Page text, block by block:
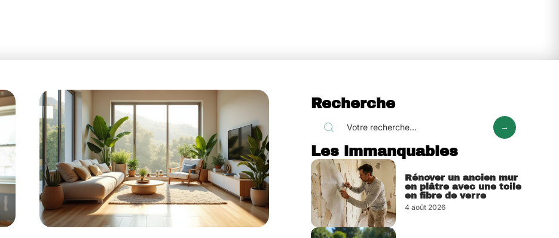
Recherche
Les immanquables
Rénover un ancien mur
en plâtre avec une toile
en fibre de verre
4 août 2026